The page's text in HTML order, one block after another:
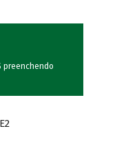
preenchendo